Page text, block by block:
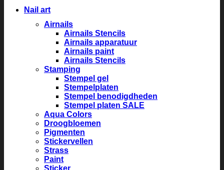
Nail art
Airnails
Airnails Stencils
Airnails apparatuur
Airnails paint
Airnails Stencils
Stamping
Stempel gel
Stempelplaten
Stempel benodigdheden
Stempel platen SALE
Aqua Colors
Droogbloemen
Pigmenten
Stickervellen
Strass
Paint
Sticker